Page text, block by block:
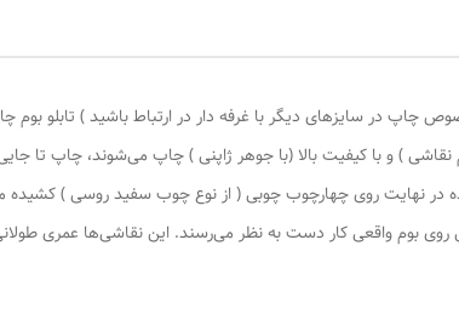
چاپ در سایزهای دیگر با غرفه دار در ارتباط باشید ) تابلو
) و با کیفیت بالا (با جوهر ژاپنی ) چاپ می‌شوند، چاپ تا
در نهایت روی چهارچوب چوبی ( از نوع چوب سفید روسی )
بوم واقعی کار دست به نظر می‌رسند. این نقاشی‌ها عمری